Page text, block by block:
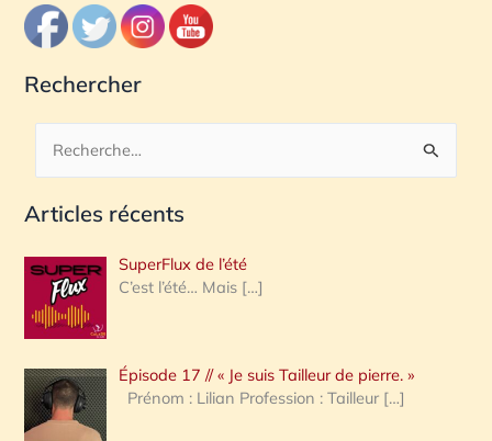
Rechercher
c
e
r
c
h
e
Articles récents
SuperFlux de l’été
C’est l’été… Mais […]
Épisode 17 // « Je suis Tailleur de pierre. »
Prénom : Lilian Profession : Tailleur […]